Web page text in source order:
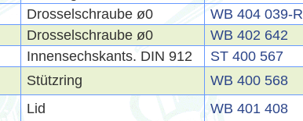
Drosselschraube ø0
WB 404 039-R
Drosselschraube ø0
WB 402 642
Innensechskants. DIN 912
ST 400 567
Stützring
WB 400 568
Lid
WB 401 408